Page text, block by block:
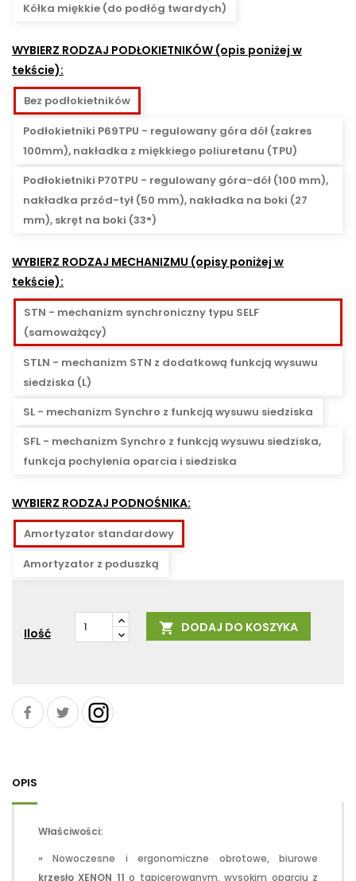
Kółka miękkie (do podłóg twardych)
WYBIERZ RODZAJ PODŁOKIETNIKÓW (opis poniżej w
tekście):
Bez podłokietników
Podłokietniki P69TPU - regulowany góra dół (zakres
100mm), nakładka z miękkiego poliuretanu (TPU)
Podłokietniki P70TPU - regulowany góra-dół (100 mm),
nakładka przód-tył (50 mm), nakładka na boki (27
mm), skręt na boki (33°)
WYBIERZ RODZAJ MECHANIZMU (opisy poniżej w
tekście):
STN - mechanizm synchroniczny typu SELF
(samoważący)
STLN - mechanizm STN z dodatkową funkcją wysuwu
siedziska (L)
SL - mechanizm Synchro z funkcją wysuwu siedziska
SFL - mechanizm Synchro z funkcją wysuwu siedziska,
funkcja pochylenia oparcia i siedziska
WYBIERZ RODZAJ PODNOŚNIKA:
Amortyzator standardowy
Amortyzator z poduszką
Ilość  DODAJ DO KOSZYKA
OPIS
Właściwości:
» Nowoczesne i ergonomiczne obrotowe, biurowe
krzesło XENON 11 o tapicerowanym, wysokim oparciu z